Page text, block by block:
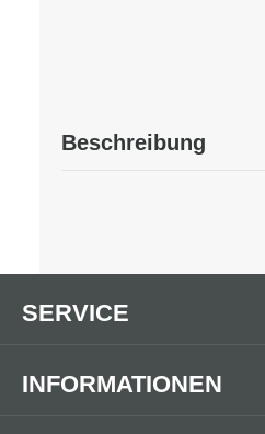
Beschreibung
SERVICE
INFORMATIONEN